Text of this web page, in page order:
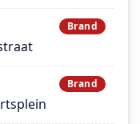
Brand
Brand